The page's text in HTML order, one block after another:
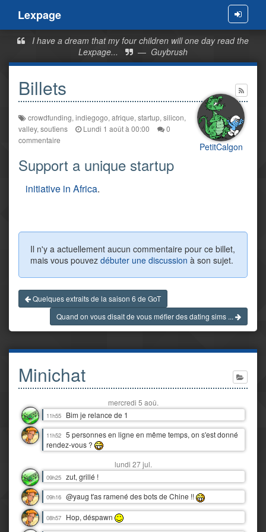
Menu
Lexpage
I have a dream that my four children will one day read the
Lexpage...
— Guybrush
Billets
PetitCalgon
crowdfunding, indiegogo, afrique, startup, silicon,
valley, soutiens Lundi 1 août à 00:00
0
commentaire
Support a unique startup
initiative in Africa.
Il n'y a actuellement aucun commentaire pour ce billet,
mais vous pouvez débuter une discussion à son sujet.
Quelques extraits de la saison 6 de GoT
Quand on vous disait de vous méfier des dating sims ...
Minichat
mercredi 5 aoû.
11h55 Bim je relance de 1
11h52 5 personnes en ligne en même temps, on s'est donné
rendez-vous ?
lundi 27 jul.
09h25 zut, grillé !
09h16 @yaug t'as ramené des bots de Chine !!
08h57 Hop, déspawn